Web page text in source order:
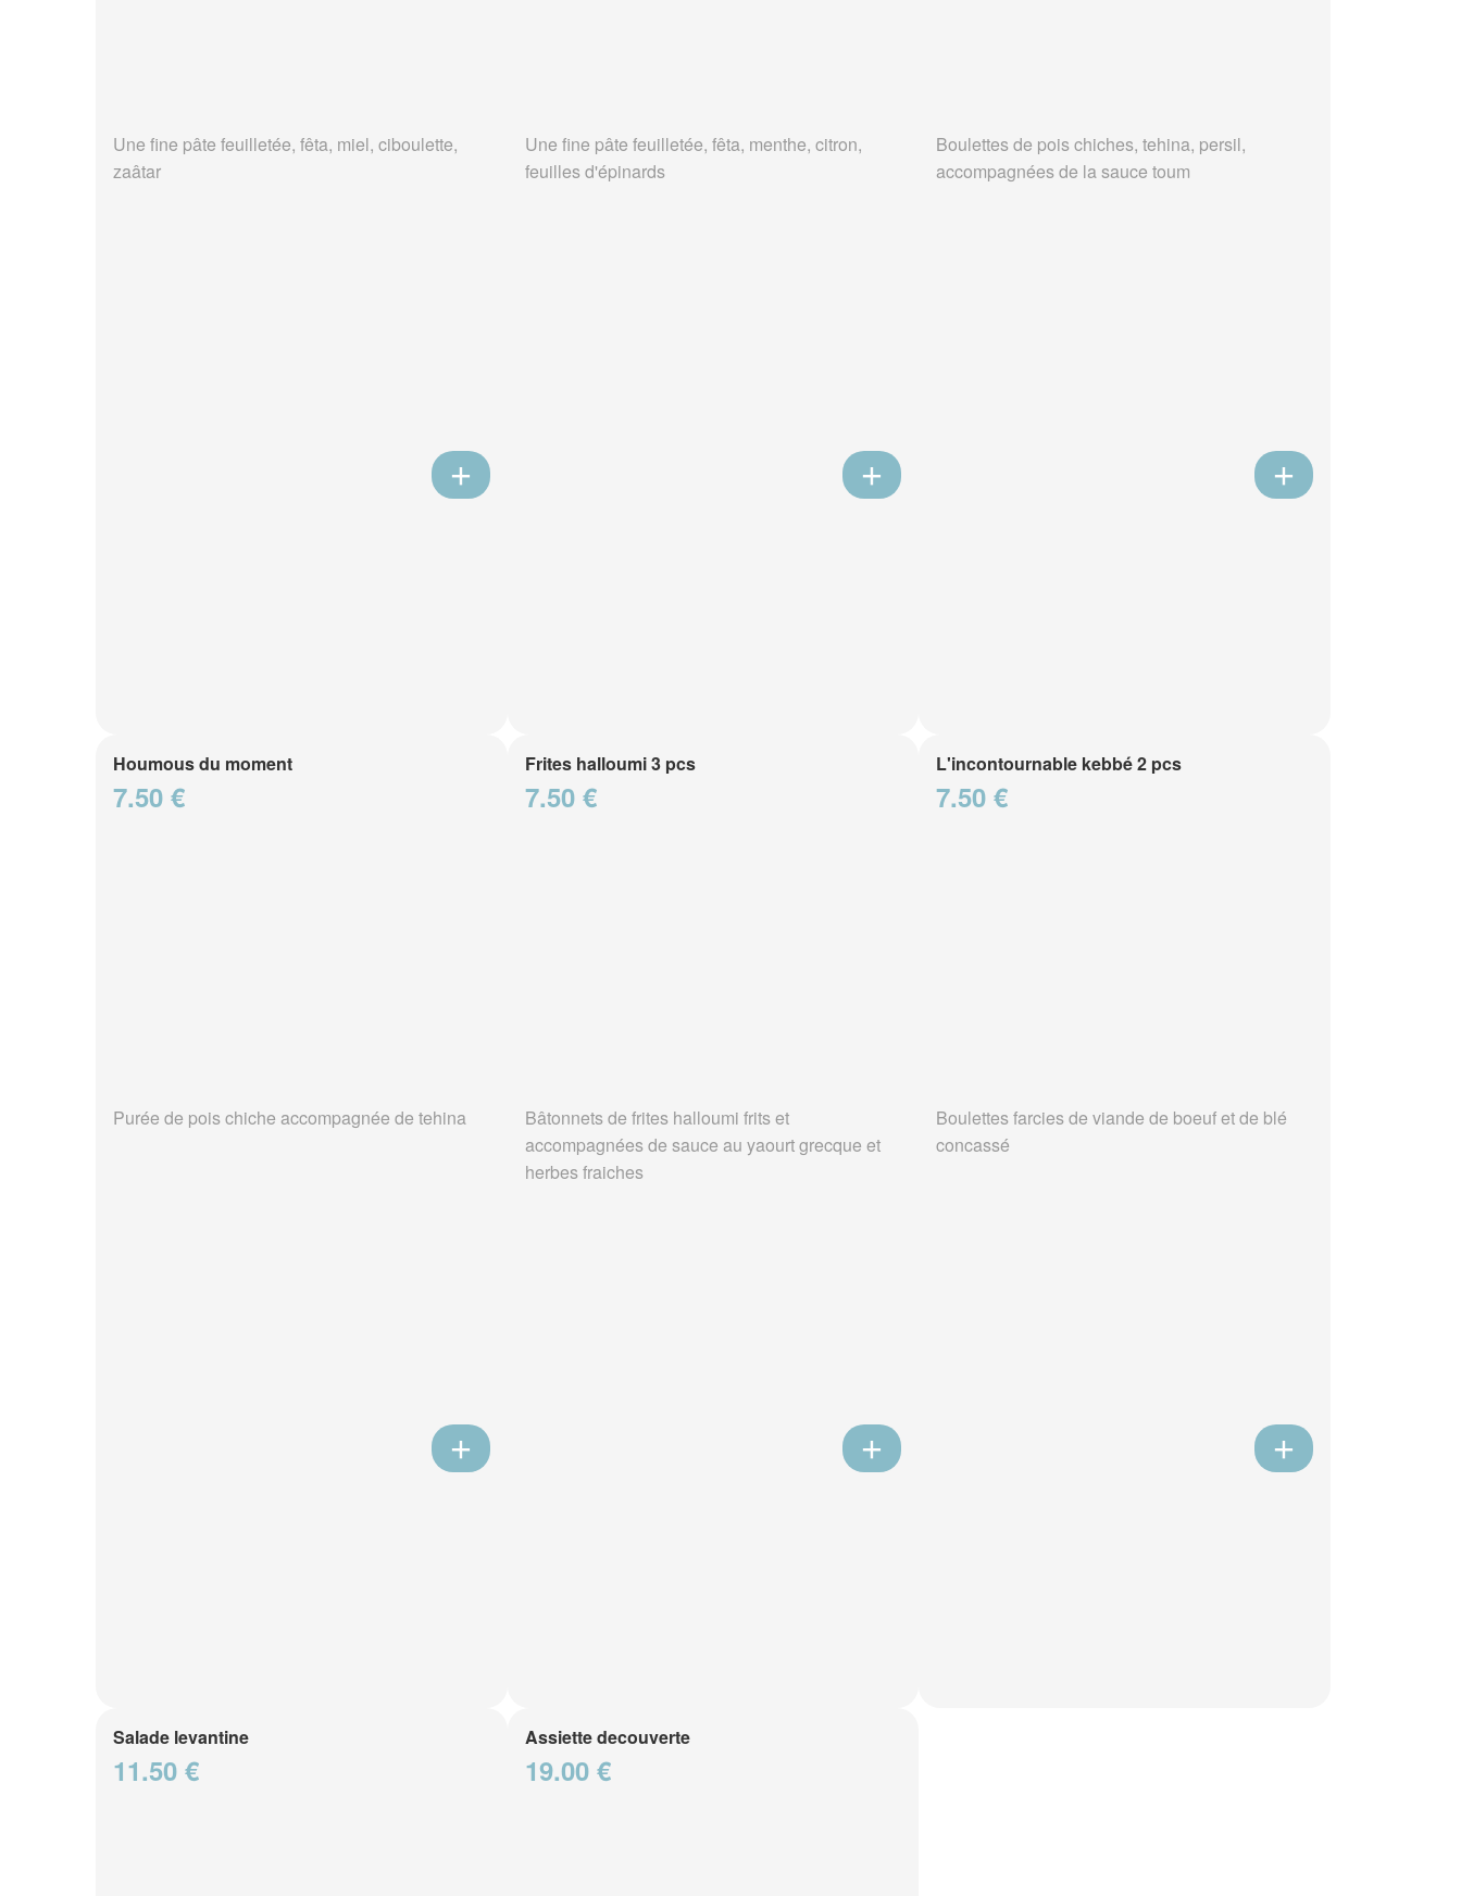
Une fine pâte feuilletée, fêta, miel, ciboulette,
zaâtar
Une fine pâte feuilletée, fêta, menthe, citron,
feuilles d'épinards
Boulettes de pois chiches, tehina, persil,
accompagnées de la sauce toum
Houmous du moment
7.50 €
Purée de pois chiche accompagnée de tehina
Frites halloumi 3 pcs
7.50 €
Bâtonnets de frites halloumi frits et
accompagnées de sauce au yaourt grecque et
herbes fraiches
L'incontournable kebbé 2 pcs
7.50 €
Boulettes farcies de viande de boeuf et de blé
concassé
Salade levantine
11.50 €
Assiette decouverte
19.00 €